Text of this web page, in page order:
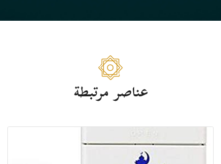
عناصر مرتبطة